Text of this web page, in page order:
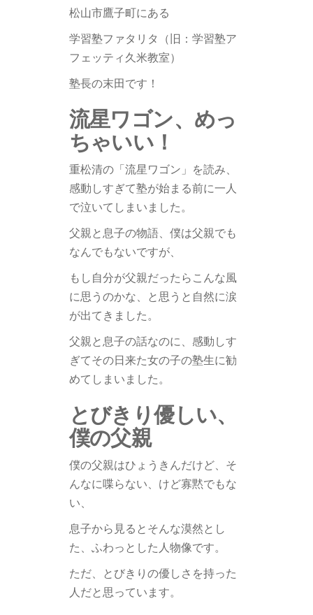
松山市鷹子町にある
学習塾ファタリタ（旧：学習塾ア
フェッティ久米教室）
塾長の末田です！
流星ワゴン、めっ
ちゃいい！
重松清の「流星ワゴン」を読み、
感動しすぎて塾が始まる前に一人
で泣いてしまいました。
父親と息子の物語、僕は父親でも
なんでもないですが、
もし自分が父親だったらこんな風
に思うのかな、と思うと自然に涙
が出てきました。
父親と息子の話なのに、感動しす
ぎてその日来た女の子の塾生に勧
めてしまいました。
とびきり優しい、
僕の父親
僕の父親はひょうきんだけど、そ
んなに喋らない、けど寡黙でもな
い、
息子から見るとそんな漠然とし
た、ふわっとした人物像です。
ただ、とびきりの優しさを持った
人だと思っています。